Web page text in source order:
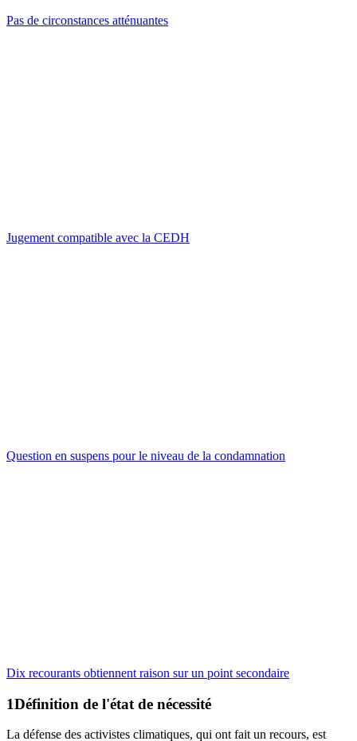
Pas de circonstances atténuantes
Jugement compatible avec la CEDH
Question en suspens pour le niveau de la condamnation
Dix recourants obtiennent raison sur un point secondaire
Définition de l'état de nécessité
La défense des activistes climatiques, qui ont fait un recours, est